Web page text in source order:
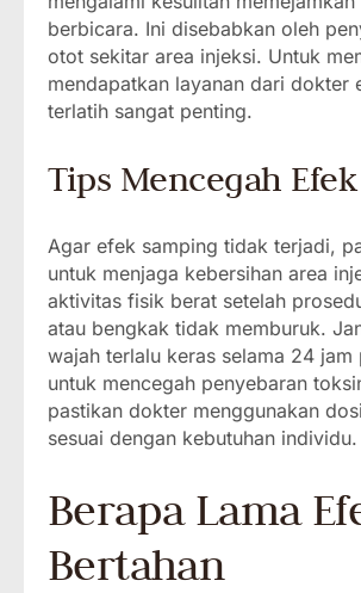
berbicara. Ini disebabkan oleh
otot sekitar area injeksi. Untuk
mendapatkan layanan dari dokter
terlatih sangat penting.
Tips Mencegah
Agar efek samping tidak terjadi,
untuk menjaga kebersihan area
aktivitas fisik berat setelah
atau bengkak tidak memburuk.
wajah terlalu keras selama 24
untuk mencegah penyebaran
pastikan dokter menggunakan
sesuai dengan kebutuhan individu.
Berapa Lama
Bertahan